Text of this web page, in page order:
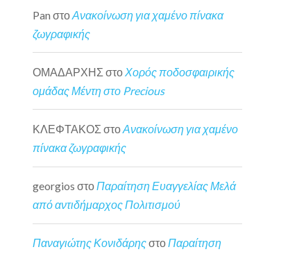
Pan στοΑνακοίνωση για χαμένο πίνακα
ζωγραφικής
ΟΜΑΔΑΡΧΗΣ στο Χορός ποδοσφαιρικής
ομάδας Μέντη στο Precious
ΚΛΕΦΤΑΚΟΣ στοΑνακοίνωση για χαμένο
πίνακα ζωγραφικής
georgios στοΠαραίτηση Ευαγγελίας Μελά
από αντιδήμαρχος Πολιτισμού
Παναγιώτης ΚονιδάρηςστοΠαραίτηση